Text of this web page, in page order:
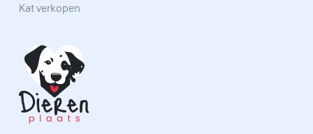
Kat verkopen